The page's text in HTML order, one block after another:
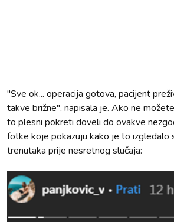
"Sve ok... operacija gotova, pacijent
takve brižne", napisala je. Ako ne
to plesni pokreti doveli do ovakve
fotke koje pokazuju kako je to izgledalo
trenutaka prije nesretnog slučaja: